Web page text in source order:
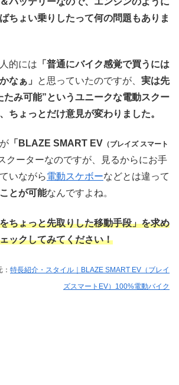
ちょい乗りしたって何の問題もありま
的には 「普通にバイク感覚で買うには
なぁ」
と思っていたのですが、 実は先
たみ可能”というユニークな電動スクー
ちょっとだけ意見が変わりました。
「BLAZE SMART EV （ブレイズ スマート
クーターなのですが、見るからにお手
いながら電動スケボーなどとは違って
とが可能なんですよね。
ちょっと先取りした移動手段」を求め
ックしてみてください！
特長紹介・スタイル｜BLAZE SMART EV（ブレイ
ズスマートEV）100%電動バイク